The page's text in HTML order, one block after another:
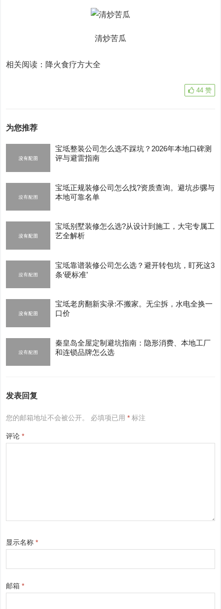
清炒苦瓜
相关阅读：降火食疗方大全
44 赞
为您推荐
宝坻整装公司怎么选不踩坑？2026年本地口碑测
评与避雷指南
宝坻正规装修公司怎么找?资质查询。避坑步骡与
本地可靠名单
宝坻别墅装修怎么选?从设计到施工，大宅专属工
艺全解析
宝坻靠谱装修公司怎么选？避开转包坑，盯死这3
条‘硬标准’
宝坻老房翻新实录:不搬家。无尘拆，水电全换一
口价
秦皇岛全屋定制避坑指南：隐形消费、本地工厂
和连锁品牌怎么选
发表回复
您的邮箱地址不会被公开。 必填项已用* 标注
评论*
显示名称*
邮箱*